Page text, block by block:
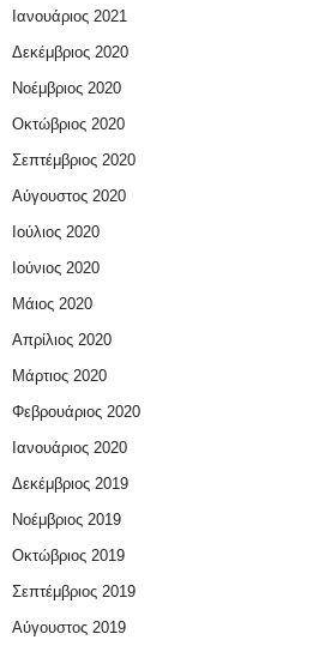
Ιανουάριος 2021
Δεκέμβριος 2020
Νοέμβριος 2020
Οκτώβριος 2020
Σεπτέμβριος 2020
Αύγουστος 2020
Ιούλιος 2020
Ιούνιος 2020
Μάιος 2020
Απρίλιος 2020
Μάρτιος 2020
Φεβρουάριος 2020
Ιανουάριος 2020
Δεκέμβριος 2019
Νοέμβριος 2019
Οκτώβριος 2019
Σεπτέμβριος 2019
Αύγουστος 2019